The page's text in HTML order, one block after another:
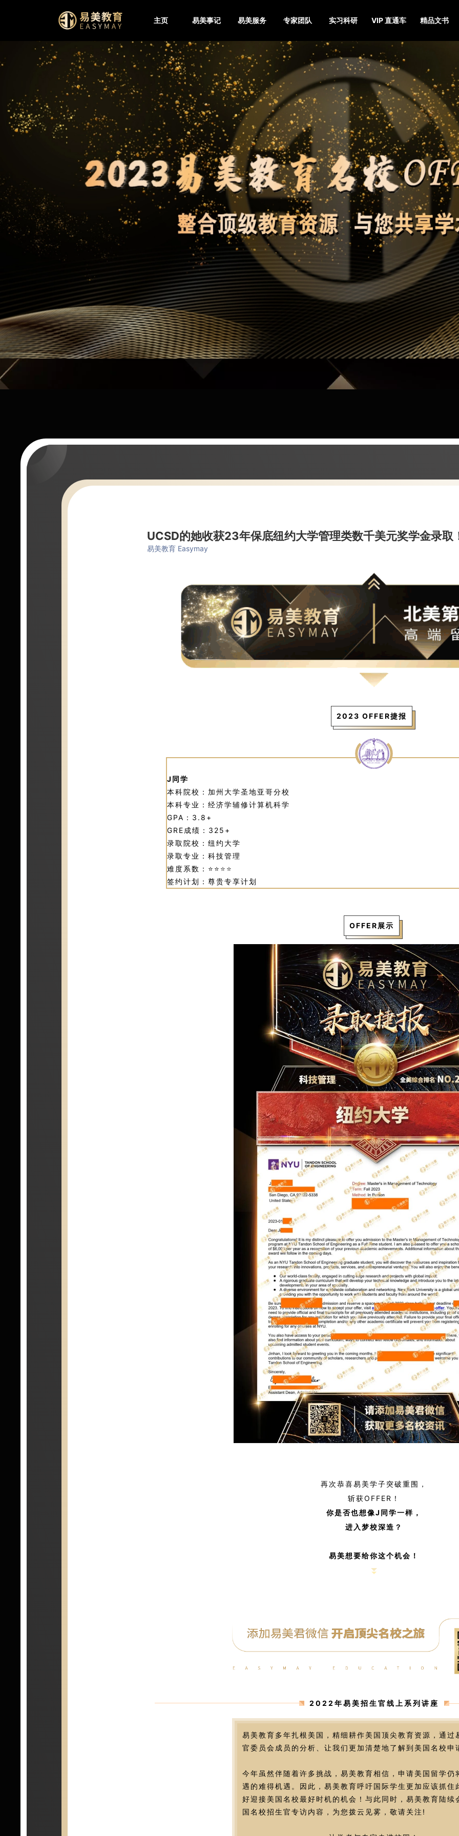
主页 易美事记 易美服务 专家团队 实习科研 VIP 直通车 精品文书
UCSD的她收获23年保底纽约大学管理类数千美元奖学金录取
易美教育 Easymay
2023 OFFER捷报
J同学
本科院校：加州大学圣地亚哥分校
本科专业：经济学辅修计算机科学
GPA：3.8+
GRE成绩：325+
录取院校：纽约大学
录取专业：科技管理
难度系数：⭐⭐ ⭐ ⭐
签约计划：尊贵专享计划
OFFER展示
再次恭喜易美学子突破重围，
斩获OFFER！
你是否也想像J同学一样，
进入梦校深造？
易美想要给你这个机会！
2022年易美招生官线上系列讲座
易美教育多年扎根美国，精细耕作美国顶尖教育资源，通过
官委员会成员的分析、让我们更加清楚地了解到美国名校申
今年虽然伴随着许多挑战，易美教育相信，申请美国留学仍
遇的难得机遇。因此，易美教育呼吁国际学生更加应该抓住
好迎接美国名校最好时机的机会！与此同时，易美教育陆续
国名校招生官专访内容，为您拨云见雾，敬请关注!